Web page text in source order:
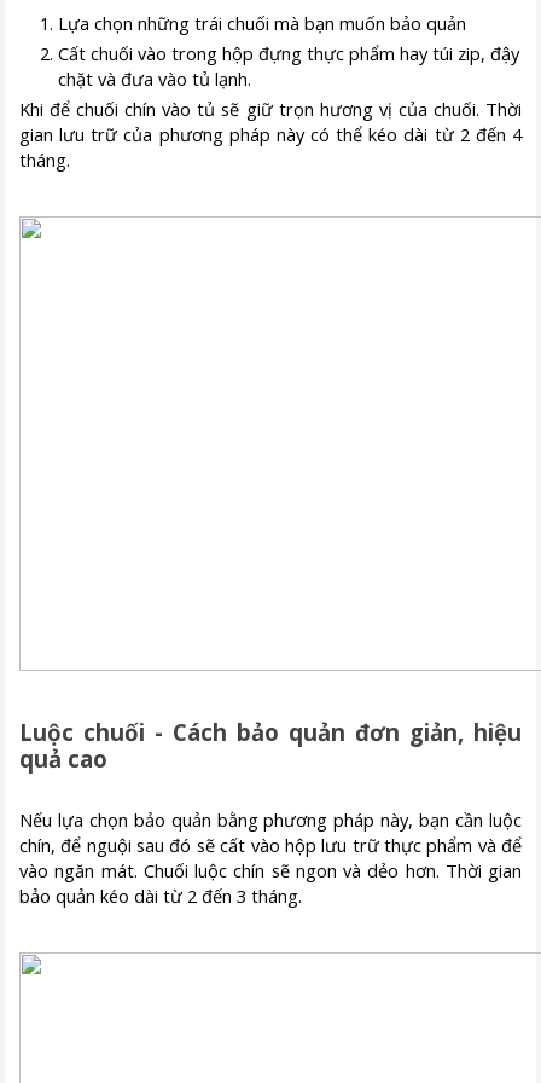
Lựa chọn những trái chuối mà bạn muốn bảo quản
Cất chuối vào trong hộp đựng thực phẩm hay túi zip, đậy
chặt và đưa vào tủ lạnh.
Khi để chuối chín vào tủ sẽ giữ trọn hương vị của chuối. Thời
gian lưu trữ của phương pháp này có thể kéo dài từ 2 đến 4
tháng.
Luộc chuối - Cách bảo quản đơn giản, hiệu
quả cao
Nếu lựa chọn bảo quản bằng phương pháp này, bạn cần luộc
chín, để nguội sau đó sẽ cất vào hộp lưu trữ thực phẩm và để
vào ngăn mát. Chuối luộc chín sẽ ngon và dẻo hơn. Thời gian
bảo quản kéo dài từ 2 đến 3 tháng.